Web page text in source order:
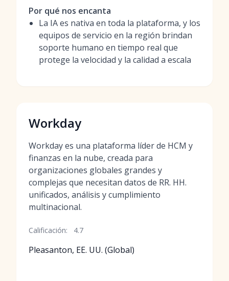
Por qué nos encanta
La IA es nativa en toda la plataforma, y los
equipos de servicio en la región brindan
soporte humano en tiempo real que
protege la velocidad y la calidad a escala
Workday
Workday es una plataforma líder de HCM y
finanzas en la nube, creada para
organizaciones globales grandes y
complejas que necesitan datos de RR. HH.
unificados, análisis y cumplimiento
multinacional.
Calificación: 4.7
Pleasanton, EE. UU. (Global)